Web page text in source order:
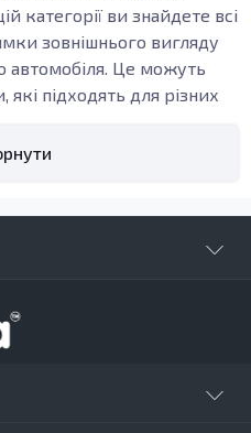
категорії ви знайдете всі
зовнішнього вигляду
автомобіля. Це можуть
які підходять для різних
частин або усунення
підсилювачі та
важливі функції.
деформації під час
свою чергу, зміцнюють
Бампери не лише